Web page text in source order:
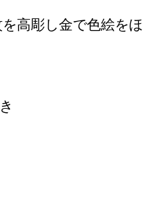
高彫し金で色絵を